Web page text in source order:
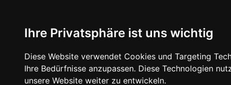
Ihre Privatsphäre ist uns wichtig
Diese Website verwendet Cookies und Targeting
Ihre Bedürfnisse anzupassen. Diese Technologien
unsere Website weiter zu entwickeln.